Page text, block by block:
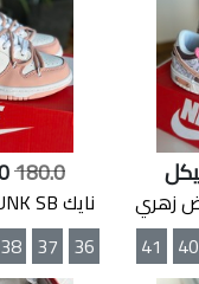
40
41
180.0
نايك DUNK SB -زهري ابيض
36
37
38